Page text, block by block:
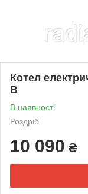
Котел
В
В наявності
Роздріб
10 090 ₴